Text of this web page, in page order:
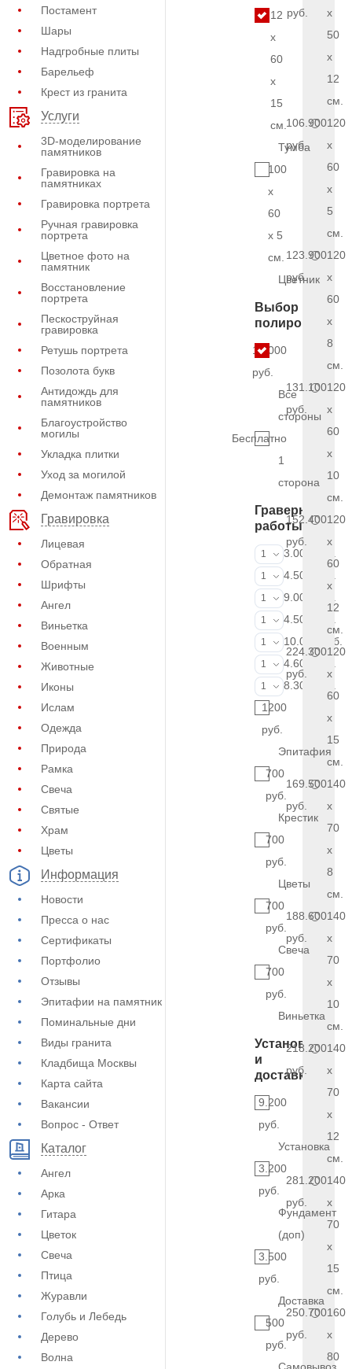
Постамент
Шары
Надгробные плиты
Барельеф
Крест из гранита
Услуги
3D-моделирование
памятников
Гравировка на
памятниках
Гравировка портрета
Ручная гравировка
портрета
Цветное фото на
памятник
Восстановление
портрета
Пескоструйная
гравировка
Ретушь портрета
Позолота букв
Антидождь для
памятников
Благоустройство
могилы
Укладка плитки
Уход за могилой
Демонтаж памятников
Гравировка
Лицевая
Обратная
Шрифты
Ангел
Виньетка
Военным
Животные
Иконы
Ислам
Одежда
Природа
Рамка
Свеча
Святые
Храм
Цветы
Информация
Новости
Пресса о нас
Сертификаты
Портфолио
Отзывы
Эпитафии на памятник
Поминальные дни
Виды гранита
Кладбища Москвы
Карта сайта
Вакансии
Вопрос - Ответ
Каталог
Ангел
Арка
Гитара
Цветок
Свеча
Птица
Журавли
Голубь и Лебедь
Дерево
Волна
12
x
60
x
15
см.
Тумба
100
x
60
x 5
см.
Цветник
Выбор
полировки
13.000
руб.
Все
стороны
Бесплатно
1
сторона
Граверные
работы
ФИО и даты
1
3.000 руб.
ФИО и даты
1
4.500 руб.
ФИО и даты
1
9.000 руб.
Портрет
1
4.500 руб.
Портрет
1
10.000 руб.
Фотокерамика
1
4.600 руб.
Фото на
1
8.300 руб.
1200
руб.
Эпитафия
700
руб.
Крестик
700
руб.
Цветы
700
руб.
Свеча
700
руб.
Виньетка
Установка
и
доставка
9.200
руб.
Установка
3.200
руб.
Фундамент
(доп)
3.500
руб.
Доставка
500
руб.
руб.
x
50
x
12
см.
106.900
руб.
120
x
60
x
5
см.
123.900
руб.
120
x
60
x
8
см.
131.100
руб.
120
x
60
x
10
см.
152.400
руб.
120
x
60
x
12
см.
224.300
руб.
120
x
60
x
15
см.
169.500
руб.
140
x
70
x
8
см.
188.600
руб.
140
x
70
x
10
см.
218.200
руб.
140
x
70
x
12
см.
281.200
руб.
140
x
70
x
15
см.
250.700
руб.
160
x
80